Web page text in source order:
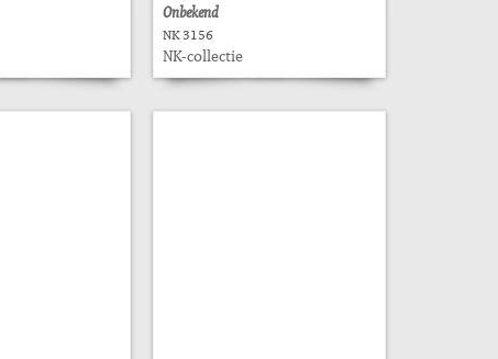
Onbekend
NK 3156
NK-collectie